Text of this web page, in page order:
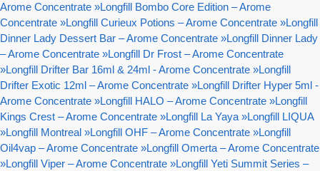
Arome Concentrate »Longfill Bombo Core Edition – Arome
Concentrate »Longfill Curieux Potions – Arome Concentrate »Longfill
Dinner Lady Dessert Bar – Arome Concentrate »Longfill Dinner Lady
– Arome Concentrate »Longfill Dr Frost – Arome Concentrate
»Longfill Drifter Bar 16ml & 24ml - Arome Concentrate »Longfill
Drifter Exotic 12ml – Arome Concentrate »Longfill Drifter Hyper 5ml -
Arome Concentrate »Longfill HALO – Arome Concentrate »Longfill
Kings Crest – Arome Concentrate »Longfill La Yaya »Longfill LIQUA
»Longfill Montreal »Longfill OHF – Arome Concentrate »Longfill
Oil4vap – Arome Concentrate »Longfill Omerta – Arome Concentrate
»Longfill Viper – Arome Concentrate »Longfill Yeti Summit Series –